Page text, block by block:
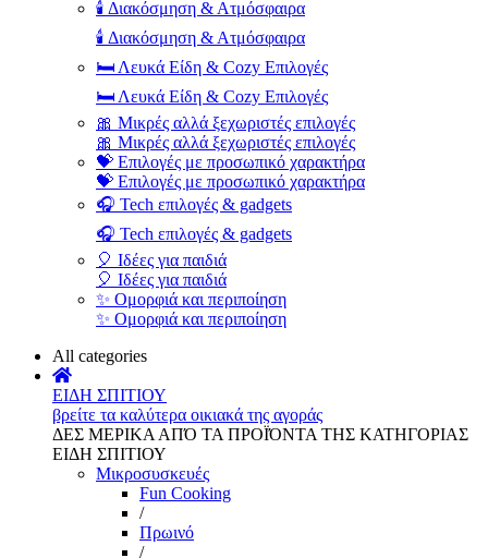
🕯️ Διακόσμηση & Ατμόσφαιρα
🕯️ Διακόσμηση & Ατμόσφαιρα
🛏️ Λευκά Είδη & Cozy Επιλογές
🛏️ Λευκά Είδη & Cozy Επιλογές
🎀 Μικρές αλλά ξεχωριστές επιλογές
🎀 Μικρές αλλά ξεχωριστές επιλογές
💝 Επιλογές με προσωπικό χαρακτήρα
💝 Επιλογές με προσωπικό χαρακτήρα
🎧 Tech επιλογές & gadgets
🎧 Tech επιλογές & gadgets
🎈 Ιδέες για παιδιά
🎈 Ιδέες για παιδιά
✨ Ομορφιά και περιποίηση
✨ Ομορφιά και περιποίηση
All categories
ΕΙΔΗ ΣΠΙΤΙΟΥ
βρείτε τα καλύτερα οικιακά της αγοράς
ΔΕΣ ΜΕΡΙΚΑ ΑΠΌ ΤΑ ΠΡΟΪΌΝΤΑ ΤΗΣ ΚΑΤΗΓΟΡΙΑΣ
ΕΙΔΗ ΣΠΙΤΙΟΥ
Μικροσυσκευές
Fun Cooking
/
Πρωινό
/